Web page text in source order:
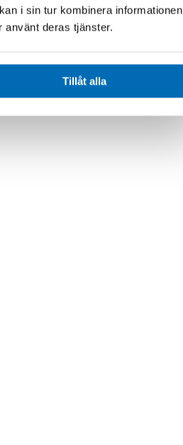
i sin tur kombinera informationen
använt deras tjänster.
Tillåt alla